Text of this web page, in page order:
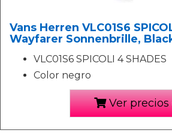
Vans Herren VLC01S6
Wayfarer Sonnenbrille,
VLC01S6 SPICOLI 4 SHADES
Color negro
Ver